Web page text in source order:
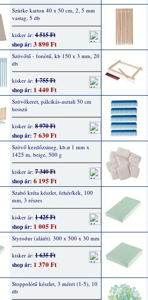
Szürke karton 40 x 50 cm, 2, 5 mm
vastag, 5 db
kisker ár: 4 515 Ft
shop ár: 3 890 Ft
Szövőtű - fonótű, kb 150 x 3 mm, 20
db
kisker ár: 1 755 Ft
shop ár: 1 440 Ft
Szövőkeret, pálcikás-asztali 50 cm
hosszú
kisker ár: 8 970 Ft
shop ár: 7 630 Ft
Szövő kezdőzsineg, kb.ø 1 mm x
1425 m, beige, 500 g
kisker ár: 7 340 Ft
shop ár: 6 195 Ft
Szabó kréta készlet, fehér/kék, 100
mm, 3 részes
kisker ár: 1 425 Ft
shop ár: 1 005 Ft
Styrodur (alátét). 300 x 500 x 30 mm
kisker ár: 1 635 Ft
shop ár: 1 370 Ft
Stoppolótű készlet, 3 méret (1-5), 10
db